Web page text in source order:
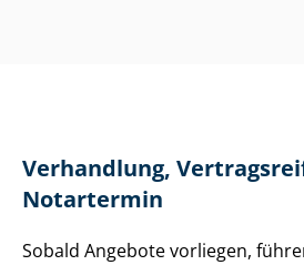
Verhandlung,
Notartermin
Sobald Angebote vorliegen,